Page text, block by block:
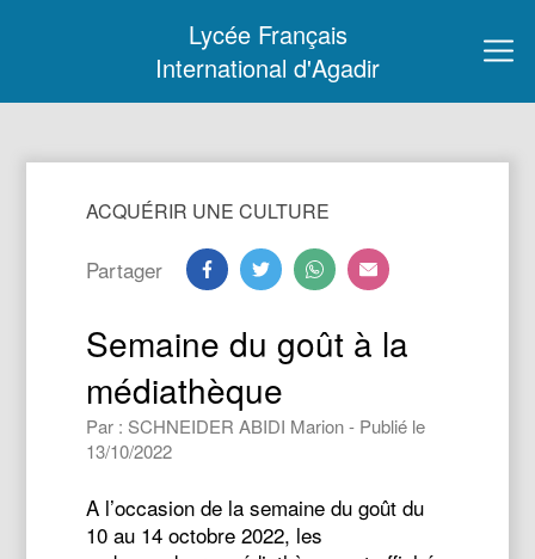
Lycée Français
International d'Agadir
ACQUÉRIR UNE CULTURE
Partager
Semaine du goût à la
médiathèque
Par : SCHNEIDER ABIDI Marion - Publié le
13/10/2022
A l’occasion de la semaine du goût du
10 au 14 octobre 2022, les